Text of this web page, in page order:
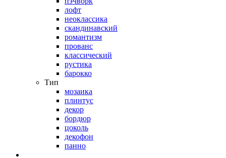
лофт
неоклассика
скандинавский
романтизм
прованс
классический
рустика
барокко
Тип
мозаика
плинтус
декор
бордюр
цоколь
декофон
панно